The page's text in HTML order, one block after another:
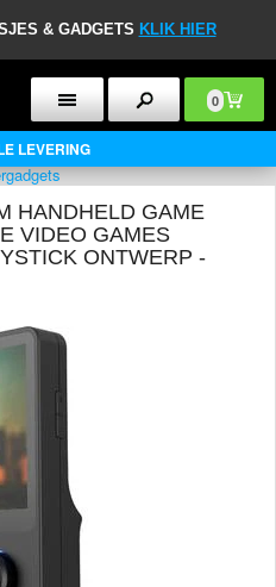
& GADGETS KLIK HIER
0
LEVERING
HANDHELD GAME
VIDEO GAMES
ONTWERP -